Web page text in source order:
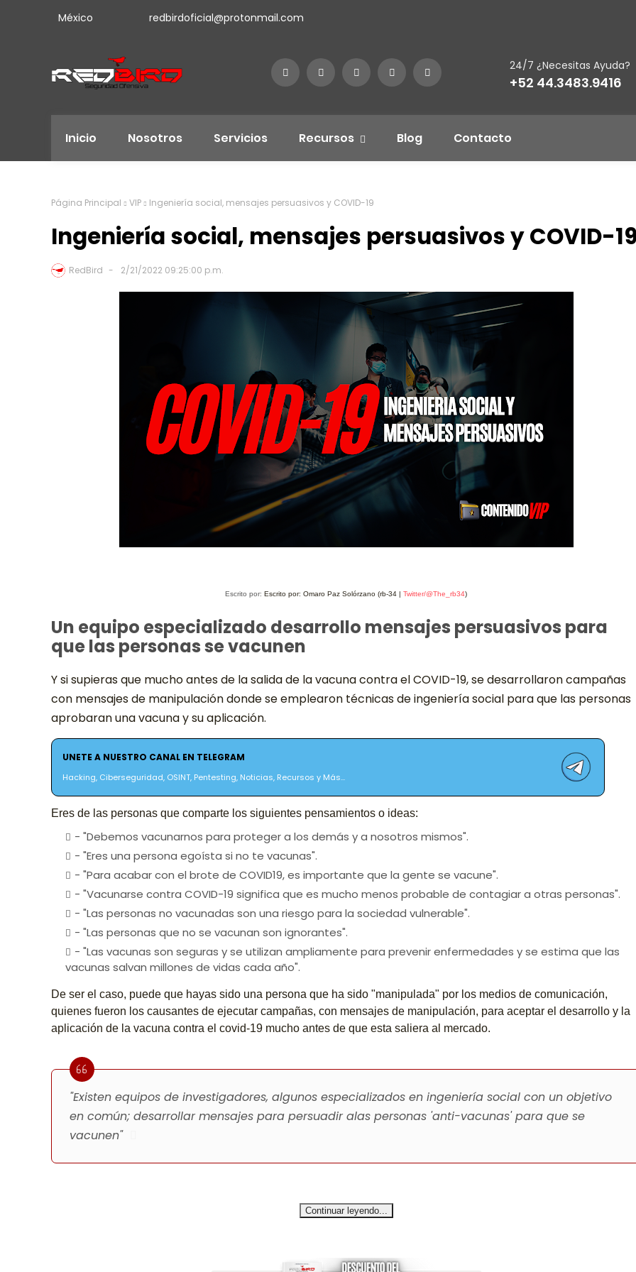
México redbirdoficial@protonmail.com
24/7 ¿Necesitas Ayuda?
+52 44.3483.9416
Inicio Nosotros Servicios Recursos Blog Contacto
Página Principal VIP Ingeniería social, mensajes persuasivos y COVID-19
Ingeniería social, mensajes persuasivos y COVID-19
RedBird 2/21/2022 09:25:00 p.m.
Escrito por: Escrito por: Omaro Paz Solórzano (rb-34 | Twitter/@The_rb34)
Un equipo especializado desarrollo mensajes persuasivos para
que las personas se vacunen
Y si supieras que mucho antes de la salida de la vacuna contra el COVID-19, se desarrollaron campañas
con mensajes de manipulación donde se emplearon técnicas de ingeniería social para que las personas
aprobaran una vacuna y su aplicación.
UNETE A NUESTRO CANAL EN TELEGRAM
Hacking, Ciberseguridad, OSINT, Pentesting, Noticias, Recursos y Más...
Eres de las personas que comparte los siguientes pensamientos o ideas:
- "Debemos vacunarnos para proteger a los demás y a nosotros mismos".
- "Eres una persona egoísta si no te vacunas".
- "Para acabar con el brote de COVID19, es importante que la gente se vacune".
- "Vacunarse contra COVID-19 significa que es mucho menos probable de contagiar a otras personas".
- "Las personas no vacunadas son una riesgo para la sociedad vulnerable".
- "Las personas que no se vacunan son ignorantes".
- "Las vacunas son seguras y se utilizan ampliamente para prevenir enfermedades y se estima que las
vacunas salvan millones de vidas cada año".
De ser el caso, puede que hayas sido una persona que ha sido "manipulada" por los medios de comunicación,
quienes fueron los causantes de ejecutar campañas, con mensajes de manipulación, para aceptar el desarrollo y la
aplicación de la vacuna contra el covid-19 mucho antes de que esta saliera al mercado.
"Existen equipos de investigadores, algunos especializados en ingeniería social con un objetivo
en común; desarrollar mensajes para persuadir alas personas 'anti-vacunas' para que se
vacunen"
Continuar leyendo...